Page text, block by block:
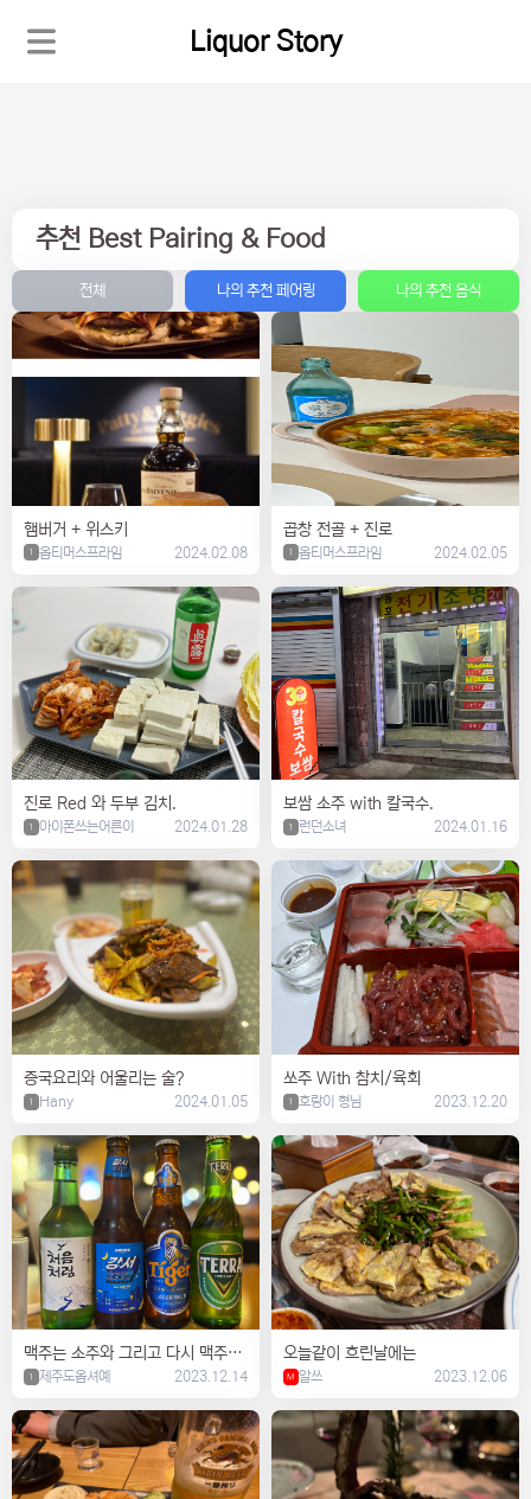
Liquor Story
추천 Best Pairing & Food
전체 나의 추천 페어링 나의 추천 음식
햄버거 + 위스키
1 옵티머스프라임 2024.02.08
곱창 전골 + 진로
1 옵티머스프라임 2024.02.05
진로 Red 와 두부 김치.
1 아이폰쓰는어른이 2024.01.28
보쌈 소주 with 칼국수.
1 런던소녀 2024.01.16
증국요리와 어울리는 술?
1 Hany 2024.01.05
쏘주 With 참치/육회
1 호랑이 형님 2023.12.20
맥주는 소주와 그리고 다시 맥주로
페어링
1 제주도옵셔예 2023.12.14
오늘같이 흐린날에는
M 알쓰 2023.12.06